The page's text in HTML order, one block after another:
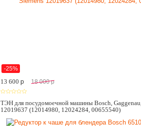
-25%
13 600 p 18 000 p
ТЭН для посудомоечной машины Bosch,
12019637 (12014980, 12024284, 00655540)